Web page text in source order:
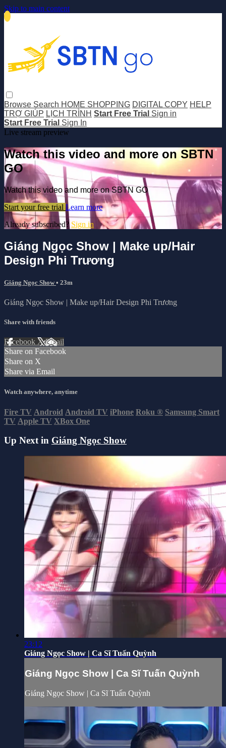
Skip to main content
Browse Search HOME SHOPPING DIGITAL COPY HELP
TRỢ GIÚP LỊCH TRÌNH Start Free Trial Sign in
Start Free Trial Sign In
Live stream preview
Watch this video and more on SBTN
GO
Watch this video and more on SBTN GO
Start your free trial Learn more
Already subscribed?Sign in
Giáng Ngọc Show | Make up/Hair
Design Phi Trương
Giáng Ngọc Show• 23m
Giáng Ngọc Show | Make up/Hair Design Phi Trương
Share with friends
Facebook XEmail
Share on Facebook
Share on X
Share via Email
Watch anywhere, anytime
Fire TV Android Android TV iPhone Roku ® Samsung Smart
TV Apple TV XBox One
Up Next in Giáng Ngọc Show
23:12
Giáng Ngọc Show | Ca Sĩ Tuấn Quỳnh
Giáng Ngọc Show | Ca Sĩ Tuấn Quỳnh
Giáng Ngọc Show | Ca Sĩ Tuấn Quỳnh